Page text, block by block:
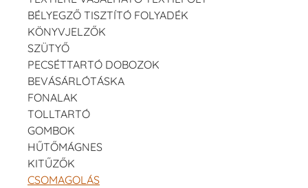
BÉLYEGZŐ TISZTÍTÓ FOLYADÉK
KÖNYVJELZŐK
SZÜTYŐ
PECSÉTTARTÓ DOBOZOK
BEVÁSÁRLÓTÁSKA
FONALAK
TOLLTARTÓ
GOMBOK
HŰTŐMÁGNES
KITŰZŐK
CSOMAGOLÁS